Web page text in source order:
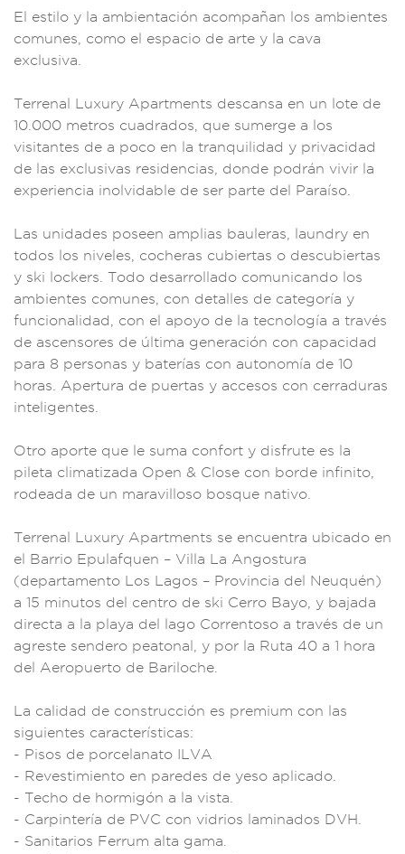
E l estilo y la ambientación acompañan los ambientes
comunes, como el espacio de arte y la cava
exc lusiva.
Terrenal Luxury Apartments descansa en un lote de
10.000 metros cuadrados, que sumerge a los
visitantes de a poco en la tranquilidad y privacidad
de las exclusivas residencias, donde podrán vivir la
experiencia inolvidable de ser parte de l Paraíso.
Las unidades poseen amplias bau leras, laundry en
todos los nivel es, cocheras cubiertas o descubiertas
y ski lockers. Todo desarrollado comunicando los
ambientes comunes, con detalles de categoría y
funcionalidad, con el apoyo de la tecnol ogía a través
de ascensores de última generación con capacidad
para 8 personas y baterías con autonomía de 10
horas. Apertura de puertas y accesos con cerraduras
inteligentes.
Otro aporte que le suma confort y disfrute es la
pileta climatizada Open & Close con borde infinito
rodeada de un maravilloso bosque nativo.
Terrenal Luxury Apartments se encuentra ubicado en
el Barrio Epulafquen – Villa La Angostura
(departamento Los Lagos – Provincia del Neuquén)
a 15 minutos del centro de ski Cerro Bayo, y bajada
directa a la playa de l lago Correntoso a través de un
agreste sendero peatonal, y por la Ruta 40 a 1 hora
del Aeropuerto de Bariloche.
La cal idad de construcción es premium con las
siguientes características:
- Pisos de porcelanato ILVA
- Revestimiento en paredes de yeso aplicado.
- Techo de hormigón a l a vista.
- Carpintería de PVC con vidrios laminados DVH
- Sanitarios Ferrum alta gama.